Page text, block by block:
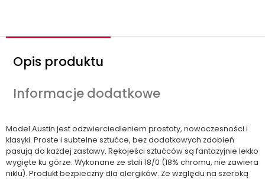
Opis produktu
Informacje dodatkowe
Model Austin jest odzwierciedleniem prostoty, nowoczesności i
klasyki. Proste i subtelne sztućce, bez dodatkowych zdobień
pasują do każdej zastawy. Rękojeści sztućców są fantazyjnie lekko
wygięte ku górze. Wykonane ze stali 18/0 (18% chromu, nie zawiera
niklu). Produkt bezpieczny dla alergików. Ze względu na szeroką